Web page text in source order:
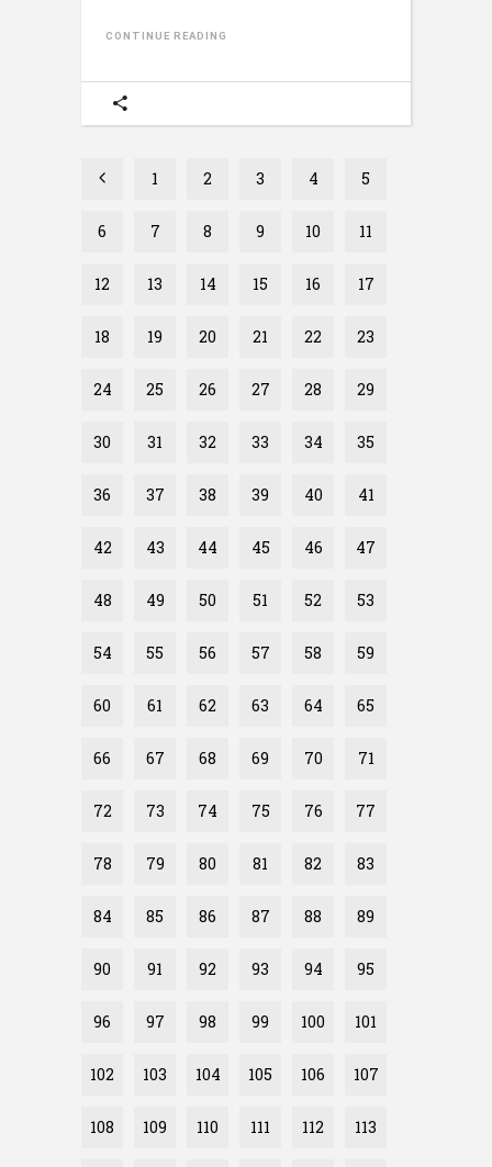
CONTINUE READING
1 2 3 4 5
6 7 8 9 10 11
12 13 14 15 16 17
18 19 20 21 22 23
24 25 26 27 28 29
30 31 32 33 34 35
36 37 38 39 40 41
42 43 44 45 46 47
48 49 50 51 52 53
54 55 56 57 58 59
60 61 62 63 64 65
66 67 68 69 70 71
72 73 74 75 76 77
78 79 80 81 82 83
84 85 86 87 88 89
90 91 92 93 94 95
96 97 98 99 100 101
102 103 104 105 106 107
108 109 110 111 112 113